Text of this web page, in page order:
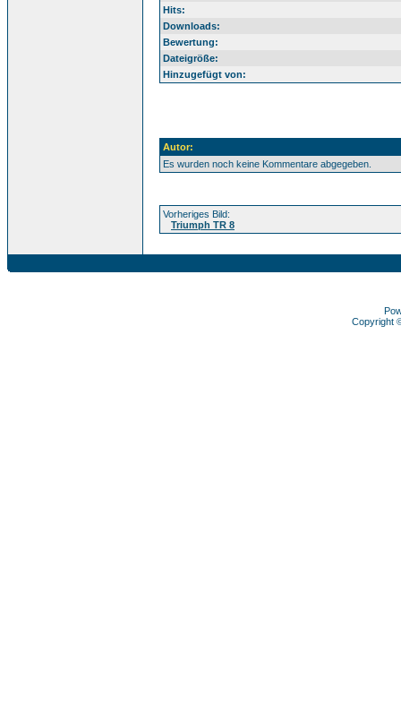
Hits:
Downloads:
Bewertung:
Dateigröße:
Hinzugefügt von:
Autor:
Es wurden noch keine Kommentare abgegeben.
Vorheriges Bild:
Triumph TR 8
Copyright